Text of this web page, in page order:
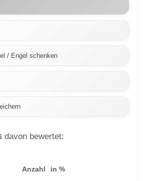
/ Engel schenken
davon bewertet:
Anzahl in %